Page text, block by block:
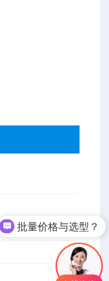
批量价格与选型？